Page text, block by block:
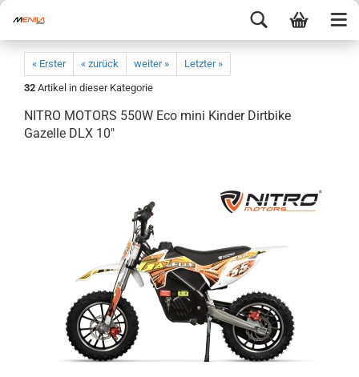
« Erster « zurück weiter »
Letzter »
32 Artikel in dieser Kategorie
NITRO MOTORS 550W Eco mini Kinder Dirtbike
Gazelle DLX 10"